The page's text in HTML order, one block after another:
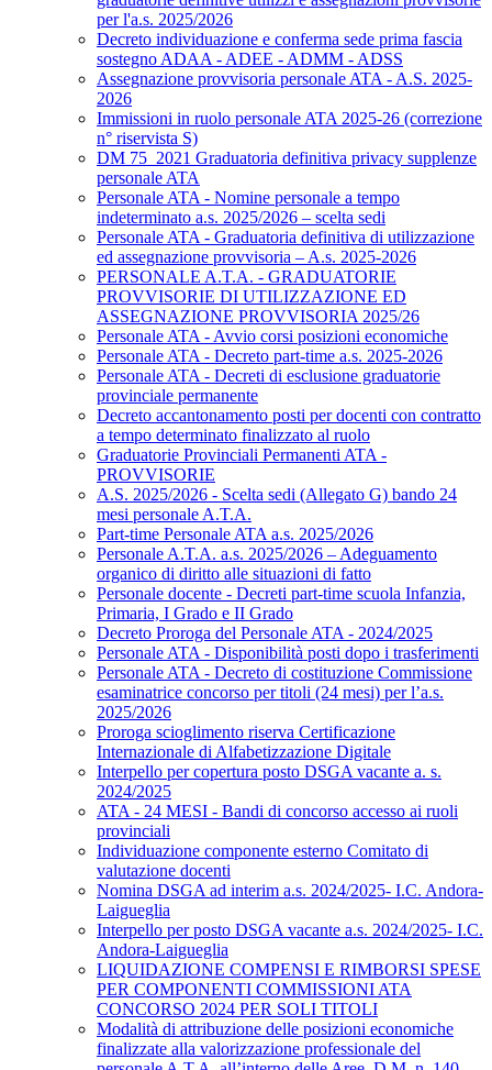
per l'a.s. 2025/2026
Decreto individuazione e conferma sede prima fascia
sostegno ADAA - ADEE - ADMM - ADSS
Assegnazione provvisoria personale ATA - A.S. 2025-
2026
Immissioni in ruolo personale ATA 2025-26 (correzione
n° riservista S)
DM 75_2021 Graduatoria definitiva privacy supplenze
personale ATA
Personale ATA - Nomine personale a tempo
indeterminato a.s. 2025/2026 – scelta sedi
Personale ATA - Graduatoria definitiva di utilizzazione
ed assegnazione provvisoria – A.s. 2025-2026
PERSONALE A.T.A. - GRADUATORIE
PROVVISORIE DI UTILIZZAZIONE ED
ASSEGNAZIONE PROVVISORIA 2025/26
Personale ATA - Avvio corsi posizioni economiche
Personale ATA - Decreto part-time a.s. 2025-2026
Personale ATA - Decreti di esclusione graduatorie
provinciale permanente
Decreto accantonamento posti per docenti con contratto
a tempo determinato finalizzato al ruolo
Graduatorie Provinciali Permanenti ATA -
PROVVISORIE
A.S. 2025/2026 - Scelta sedi (Allegato G) bando 24
mesi personale A.T.A.
Part-time Personale ATA a.s. 2025/2026
Personale A.T.A. a.s. 2025/2026 – Adeguamento
organico di diritto alle situazioni di fatto
Personale docente - Decreti part-time scuola Infanzia,
Primaria, I Grado e II Grado
Decreto Proroga del Personale ATA - 2024/2025
Personale ATA - Disponibilità posti dopo i trasferimenti
Personale ATA - Decreto di costituzione Commissione
esaminatrice concorso per titoli (24 mesi) per l’a.s.
2025/2026
Proroga scioglimento riserva Certificazione
Internazionale di Alfabetizzazione Digitale
Interpello per copertura posto DSGA vacante a. s.
2024/2025
ATA - 24 MESI - Bandi di concorso accesso ai ruoli
provinciali
Individuazione componente esterno Comitato di
valutazione docenti
Nomina DSGA ad interim a.s. 2024/2025- I.C. Andora-
Laigueglia
Interpello per posto DSGA vacante a.s. 2024/2025- I.C.
Andora-Laigueglia
LIQUIDAZIONE COMPENSI E RIMBORSI SPESE
PER COMPONENTI COMMISSIONI ATA
CONCORSO 2024 PER SOLI TITOLI
Modalità di attribuzione delle posizioni economiche
finalizzate alla valorizzazione professionale del